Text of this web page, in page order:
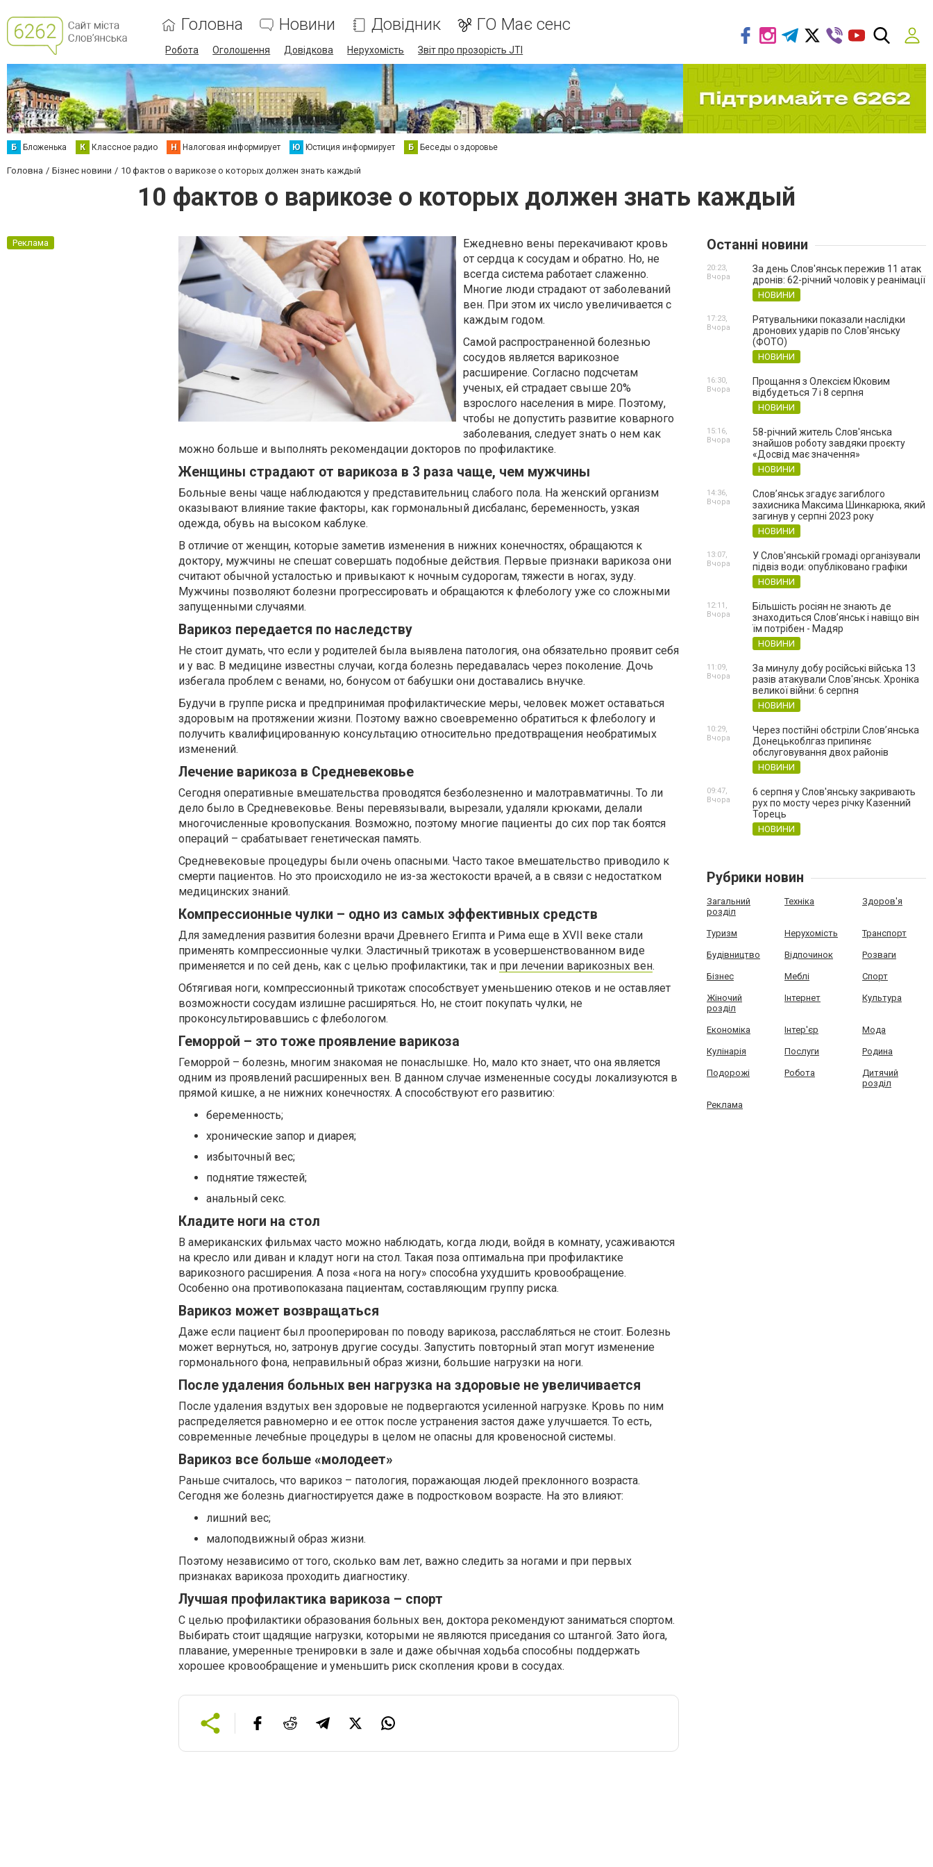
Головна Новини Довідник ГО Має сенс
Робота Оголошення Довідкова Нерухомість Звіт про прозорість JTI
Б Бложенька К Классное радио Н Налоговая информирует Ю Юстиция информирует Б Беседы о здоровье
Головна Бізнес новини 10 фактов о варикозе о которых должен знать каждый
10 фактов о варикозе о которых должен знать каждый
Реклама
Ежедневно вены перекачивают кровь
от сердца к сосудам и обратно. Но, не
всегда система работает слаженно.
Многие люди страдают от заболеваний
вен. При этом их число увеличивается с
каждым годом.
Самой распространенной болезнью
сосудов является варикозное
расширение. Согласно подсчетам
ученых, ей страдает свыше 20%
взрослого населения в мире. Поэтому,
чтобы не допустить развитие коварного
заболевания, следует знать о нем как
можно больше и выполнять рекомендации докторов по профилактике.
Женщины страдают от варикоза в 3 раза чаще, чем мужчины
Больные вены чаще наблюдаются у представительниц слабого пола. На женский организм
оказывают влияние такие факторы, как гормональный дисбаланс, беременность, узкая
одежда, обувь на высоком каблуке.
В отличие от женщин, которые заметив изменения в нижних конечностях, обращаются к
доктору, мужчины не спешат совершать подобные действия. Первые признаки варикоза они
считают обычной усталостью и привыкают к ночным судорогам, тяжести в ногах, зуду.
Мужчины позволяют болезни прогрессировать и обращаются к флебологу уже со сложными
запущенными случаями.
Варикоз передается по наследству
Не стоит думать, что если у родителей была выявлена патология, она обязательно проявит себя
и у вас. В медицине известны случаи, когда болезнь передавалась через поколение. Дочь
избегала проблем с венами, но, бонусом от бабушки они доставались внучке.
Будучи в группе риска и предпринимая профилактические меры, человек может оставаться
здоровым на протяжении жизни. Поэтому важно своевременно обратиться к флебологу и
получить квалифицированную консультацию относительно предотвращения необратимых
изменений.
Лечение варикоза в Средневековье
Сегодня оперативные вмешательства проводятся безболезненно и малотравматичны. То ли
дело было в Средневековье. Вены перевязывали, вырезали, удаляли крюками, делали
многочисленные кровопускания. Возможно, поэтому многие пациенты до сих пор так боятся
операций – срабатывает генетическая память.
Средневековые процедуры были очень опасными. Часто такое вмешательство приводило к
смерти пациентов. Но это происходило не из-за жестокости врачей, а в связи с недостатком
медицинских знаний.
Компрессионные чулки – одно из самых эффективных средств
Для замедления развития болезни врачи Древнего Египта и Рима еще в XVII веке стали
применять компрессионные чулки. Эластичный трикотаж в усовершенствованном виде
применяется и по сей день, как с целью профилактики, так и при лечении варикозных вен.
Обтягивая ноги, компрессионный трикотаж способствует уменьшению отеков и не оставляет
возможности сосудам излишне расширяться. Но, не стоит покупать чулки, не
проконсультировавшись с флебологом.
Геморрой – это тоже проявление варикоза
Геморрой – болезнь, многим знакомая не понаслышке. Но, мало кто знает, что она является
одним из проявлений расширенных вен. В данном случае измененные сосуды локализуются в
прямой кишке, а не нижних конечностях. А способствуют его развитию:
беременность;
хронические запор и диарея;
избыточный вес;
поднятие тяжестей;
анальный секс.
Кладите ноги на стол
В американских фильмах часто можно наблюдать, когда люди, войдя в комнату, усаживаются
на кресло или диван и кладут ноги на стол. Такая поза оптимальна при профилактике
варикозного расширения. А поза «нога на ногу» способна ухудшить кровообращение.
Особенно она противопоказана пациентам, составляющим группу риска.
Варикоз может возвращаться
Даже если пациент был прооперирован по поводу варикоза, расслабляться не стоит. Болезнь
может вернуться, но, затронув другие сосуды. Запустить повторный этап могут изменение
гормонального фона, неправильный образ жизни, большие нагрузки на ноги.
После удаления больных вен нагрузка на здоровые не увеличивается
После удаления вздутых вен здоровые не подвергаются усиленной нагрузке. Кровь по ним
распределяется равномерно и ее отток после устранения застоя даже улучшается. То есть,
современные лечебные процедуры в целом не опасны для кровеносной системы.
Варикоз все больше «молодеет»
Раньше считалось, что варикоз – патология, поражающая людей преклонного возраста.
Сегодня же болезнь диагностируется даже в подростковом возрасте. На это влияют:
лишний вес;
малоподвижный образ жизни.
Поэтому независимо от того, сколько вам лет, важно следить за ногами и при первых
признаках варикоза проходить диагностику.
Лучшая профилактика варикоза – спорт
С целью профилактики образования больных вен, доктора рекомендуют заниматься спортом.
Выбирать стоит щадящие нагрузки, которыми не являются приседания со штангой. Зато йога,
плавание, умеренные тренировки в зале и даже обычная ходьба способны поддержать
хорошее кровообращение и уменьшить риск скопления крови в сосудах.
Останні новини
За день Слов'янськ пережив 11 атак
дронів: 62-річний чоловік у реанімації
НОВИНИ
20:23,
Вчора
Рятувальники показали наслідки
дронових ударів по Слов'янську
(ФОТО)
НОВИНИ
17:23,
Вчора
Прощання з Олексієм Юковим
відбудеться 7 і 8 серпня
НОВИНИ
16:30,
Вчора
58-річний житель Слов'янська
знайшов роботу завдяки проєкту
«Досвід має значення»
НОВИНИ
15:16,
Вчора
Слов’янськ згадує загиблого
захисника Максима Шинкарюка, який
загинув у серпні 2023 року
НОВИНИ
14:36,
Вчора
У Слов'янській громаді організували
підвіз води: опубліковано графіки
НОВИНИ
13:07,
Вчора
Більшість росіян не знають де
знаходиться Слов’янськ і навіщо він
їм потрібен - Мадяр
НОВИНИ
12:11,
Вчора
За минулу добу російські війська 13
разів атакували Слов'янськ. Хроніка
великої війни: 6 серпня
НОВИНИ
11:09,
Вчора
Через постійні обстріли Слов’янська
Донецькоблгаз припиняє
обслуговування двох районів
НОВИНИ
10:29,
Вчора
6 серпня у Слов'янську закривають
рух по мосту через річку Казенний
Торець
НОВИНИ
09:47,
Вчора
Рубрики новин
Загальний
розділ
Техніка Здоров'я
Туризм Нерухомість Транспорт
Будівництво Відпочинок Розваги
Бізнес Меблі Спорт
Жіночий
розділ
Інтернет Культура
Економіка Інтер'єр Мода
Кулінарія Послуги Родина
Подорожі Робота
Дитячий
розділ
Реклама